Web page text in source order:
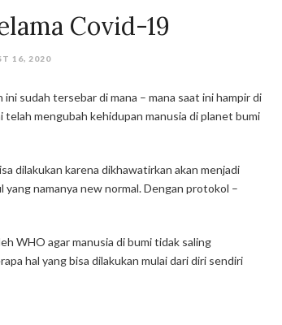
Covid-19
16, 2020
sudah tersebar di mana – mana saat ini hampir di
mengubah kehidupan manusia di planet bumi
dilakukan karena dikhawatirkan akan menjadi
namanya new normal. Dengan protokol –
WHO agar manusia di bumi tidak saling
hal yang bisa dilakukan mulai dari diri sendiri